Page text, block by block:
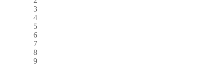
3
4
5
6
7
8
9